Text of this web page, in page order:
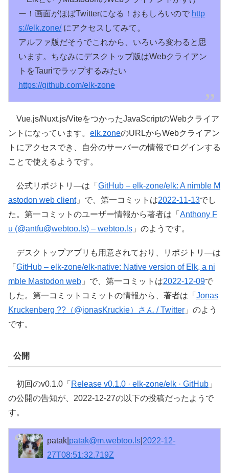
ー！画面がほぼTwitterになる！おもしろいので http
s://elk.zone/にアクセスしてみて。
アルファ版だそうでこれから、いろいろ変わると思
います。ちなみにデスクトップ版はWebクライアン
トをTauriでラップするみたい
https://github.com/elk-zone
Vue.js/Nuxt.js/ViteをつかったJavaScriptのWebクライア
ントになっています。 elk.zoneのURLからWebクライアン
トにアクセスでき、自分のサーバーの情報でログインする
ことで使えるようです。
公式リポジトリ―は「 GitHub – elk-zone/elk: A nimble M
astodon web client」で、第一コミットは2022-11-13でし
た。第一コミットのユーザー情報から著者は「 Anthony F
u (@antfu@webtoo.ls) – webtoo.ls 」のようです。
デスクトップアプリも用意されており、リポジトリ―は
「 GitHub – elk-zone/elk-native: Native version of Elk, a ni
mble Mastodon web 」で、第一コミットは2022-12-09で
した。第一コミットコミットの情報から、著者は「 Jonas
Kruckenberg ??（@jonasKruckie）さん / Twitter 」のよう
です。
公開
初回のv0.1.0「 Release v0.1.0 · elk-zone/elk · GitHub 」
の公開の告知が、2022-12-27の以下の投稿だったようで
す。
patak| patak@m.webtoo.ls 2022-12-
27T08:51:32.719Z